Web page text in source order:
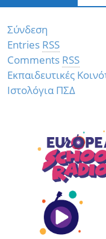
Σύνδεση
Entries RSS
Comments RSS
Εκπαιδευτικές
Ιστολόγια ΠΣΔ